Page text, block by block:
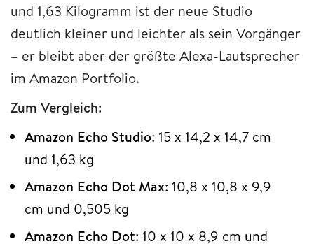
und 1,63 Kilogramm ist der neue Studio
deutlich kleiner und leichter als sein Vorgänger
– er bleibt aber der größte Alexa-Lautsprecher
im Amazon Portfolio.
Zum Vergleich:
Amazon Echo Studio: 15 x 14,2 x 14,7 cm
und 1,63 kg
Amazon Echo Dot Max: 10,8 x 10,8 x 9,9
cm und 0,505 kg
Amazon Echo Dot: 10 x 10 x 8,9 cm und